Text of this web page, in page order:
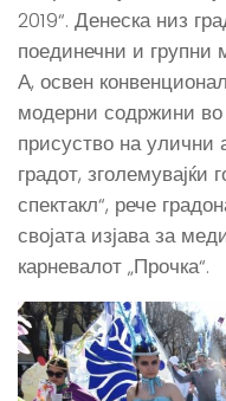
2019“. Денеска низ
поединечни и групни
А, освен
модерни содржини во
присуство на улични
градот, зголемувајќи
спектакл“, рече
својата изјава за
карневалот „Прочка“.